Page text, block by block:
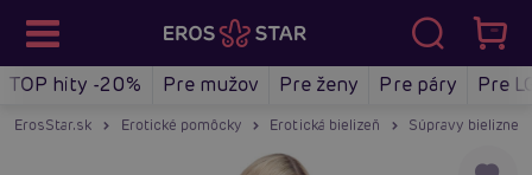
TOP hity -20% Pre mužov Pre ženy Pre páry Pre
ErosStar.sk Erotické pomôcky Erotická bielizeň Súpravy bielizne